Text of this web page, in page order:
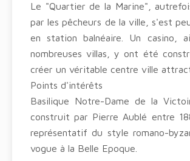
Le "Quartier de la Marine",
par les pêcheurs de la ville, s'est
en station balnéaire. Un casino,
nombreuses villas, y ont été
créer un véritable centre ville
Points d'intérêts
Basilique Notre-Dame de la
construit par Pierre Aublé entre
représentatif du style romano-
vogue à la Belle Epoque.